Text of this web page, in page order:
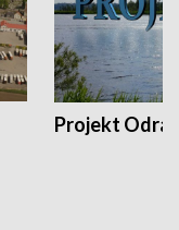
Projekt Odra